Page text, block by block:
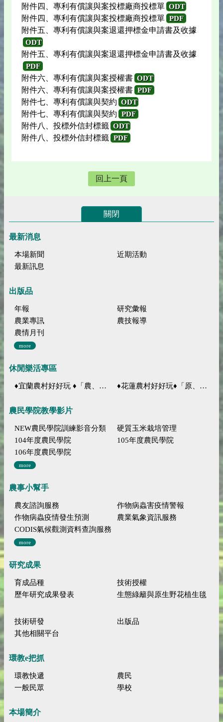
附件四、專利有償讓與案投標廠商投標單 ODT
附件四、專利有償讓與案投標廠商投標單 PDF
附件五、專利有償讓與案退還押標金申請書及收據
ODT
附件五、專利有償讓與案退還押標金申請書及收據
PDF
附件六、專利有償讓與案授權書 ODT
附件六、專利有償讓與案授權書 PDF
附件七、專利有償讓與契約 ODT
附件七、專利有償讓與契約 PDF
附件八、投標外信封標籤 ODT
附件八、投標外信封標籤 PDF
回上一頁
關閉
最新消息
本場新聞
近期活動
最新訊息
出版品
年報
研究彙報
農業專訊
農技報導
農情月刊
more
休閒樂活專區
♦宜蘭農村好好玩 ♦「農、藝、山、水」四條遊程推薦 ♦花蓮農村好好玩♦「原、生、慢、活」四條遊程推薦
農民學院教學影片
NEW農民學院訓練影音分類
硬質玉米栽培管理
104年度農民學院
105年度農民學院
106年度農民學院
more
農事小幫手
農友諮詢服務
作物病蟲害疫情警報
作物病蟲疫情發生預測
農業氣象資訊服務
CODIS氣候觀測資料查詢服務
more
研究成果
育成品種
技術授權
歷年研究成果發表
生態綠籬與原生野花植生毯
技術研發
出版品
其他相關平台
環教e把抓
環教快遞
農民
一般民眾
學校
本場簡介